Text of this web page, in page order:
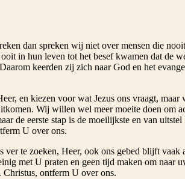
dan spreken wij niet over mensen die
in hun leven tot het besef kwamen dat de
keerden zij zich naar God en het
en kiezen voor wat Jezus ons vraagt,
Wij willen wel meer moeite doen om
de eerste stap is de moeilijkste en van
U over ons.
ver te zoeken, Heer, ook ons gebed blijft
met U praten en geen tijd maken om naar
ontferm U over ons.